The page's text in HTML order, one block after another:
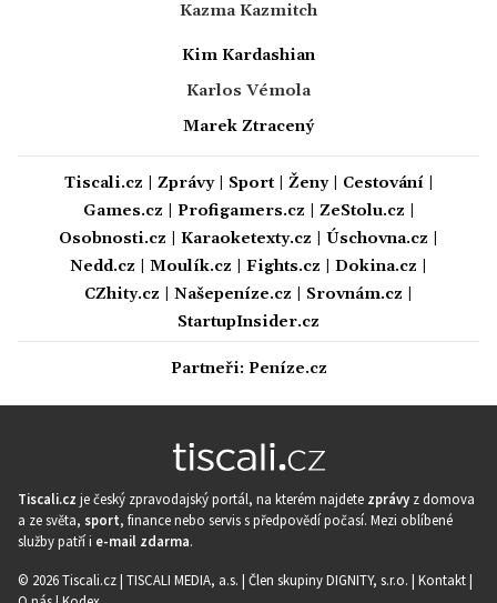
Kazma Kazmitch
Kim Kardashian
Karlos Vémola
Marek Ztracený
Tiscali.cz Zprávy| Sport| Ženy| Cestování|
Games.cz
Profigamers.cz ZeStolu.cz
Osobnosti.cz
Karaoketexty.cz Úschovna.cz
Nedd.cz
Moulík.cz Fights.cz Dokina.cz
CZhity.cz
Našepeníze.cz Srovnám.cz
StartupInsider.cz
Partneři: Peníze.cz
Tiscali.cz je český zpravodajský portál, na kterém najdete zprávy z domova
a ze světa, sport, finance nebo servis s předpovědí počasí. Mezi oblíbené
služby patří i e-mail zdarma.
© 2026 Tiscali.cz | TISCALI MEDIA, a.s. | Člen skupiny DIGNITY, s.r.o. | Kontakt|